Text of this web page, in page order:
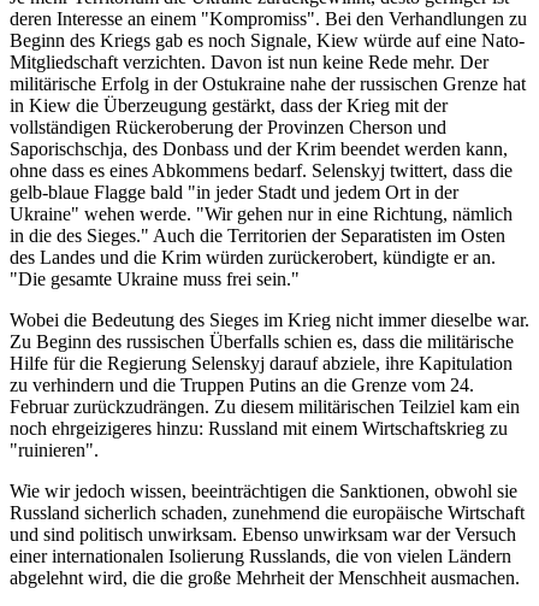
deren Interesse an einem "Kompromiss". Bei den Verhandlungen zu
Beginn des Kriegs gab es noch Signale, Kiew würde auf eine Nato-
Mitgliedschaft verzichten. Davon ist nun keine Rede mehr. Der
militärische Erfolg in der Ostukraine nahe der russischen Grenze hat
in Kiew die Überzeugung gestärkt, dass der Krieg mit der
vollständigen Rückeroberung der Provinzen Cherson und
Saporischschja, des Donbass und der Krim beendet werden kann,
ohne dass es eines Abkommens bedarf. Selenskyj twittert, dass die
gelb-blaue Flagge bald "in jeder Stadt und jedem Ort in der
Ukraine" wehen werde. "Wir gehen nur in eine Richtung, nämlich
in die des Sieges." Auch die Territorien der Separatisten im Osten
des Landes und die Krim würden zurückerobert, kündigte er an.
"Die gesamte Ukraine muss frei sein."
Wobei die Bedeutung des Sieges im Krieg nicht immer dieselbe war.
Zu Beginn des russischen Überfalls schien es, dass die militärische
Hilfe für die Regierung Selenskyj darauf abziele, ihre Kapitulation
zu verhindern und die Truppen Putins an die Grenze vom 24.
Februar zurückzudrängen. Zu diesem militärischen Teilziel kam ein
noch ehrgeizigeres hinzu: Russland mit einem Wirtschaftskrieg zu
"ruinieren".
Wie wir jedoch wissen, beeinträchtigen die Sanktionen, obwohl sie
Russland sicherlich schaden, zunehmend die europäische Wirtschaft
und sind politisch unwirksam. Ebenso unwirksam war der Versuch
einer internationalen Isolierung Russlands, die von vielen Ländern
abgelehnt wird, die die große Mehrheit der Menschheit ausmachen.